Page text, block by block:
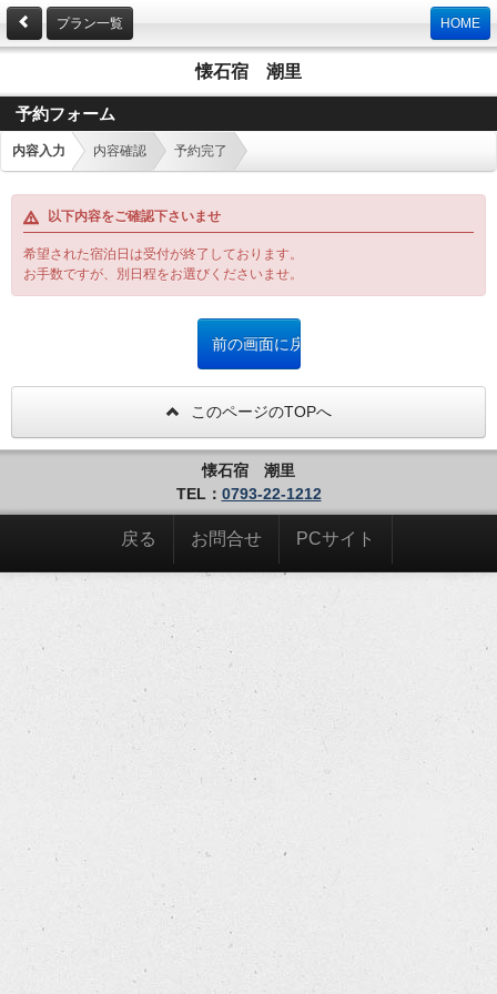
プラン一覧 HOME
懐石宿 潮里
予約フォーム
内容入力 内容確認 予約完了
以下内容をご確認下さいませ
希望された宿泊日は受付が終了しております。
お手数ですが、別日程をお選びくださいませ。
このページのTOPへ
懐石宿 潮里
TEL： 0793-22-1212
戻る お問合せ PCサイト